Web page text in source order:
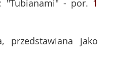
"Tubianami" - por. 1
przedstawiana jako